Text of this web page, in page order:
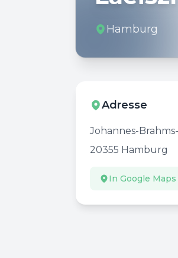
Hamburg
Adresse
Johannes-
20355 Hamburg
In Google